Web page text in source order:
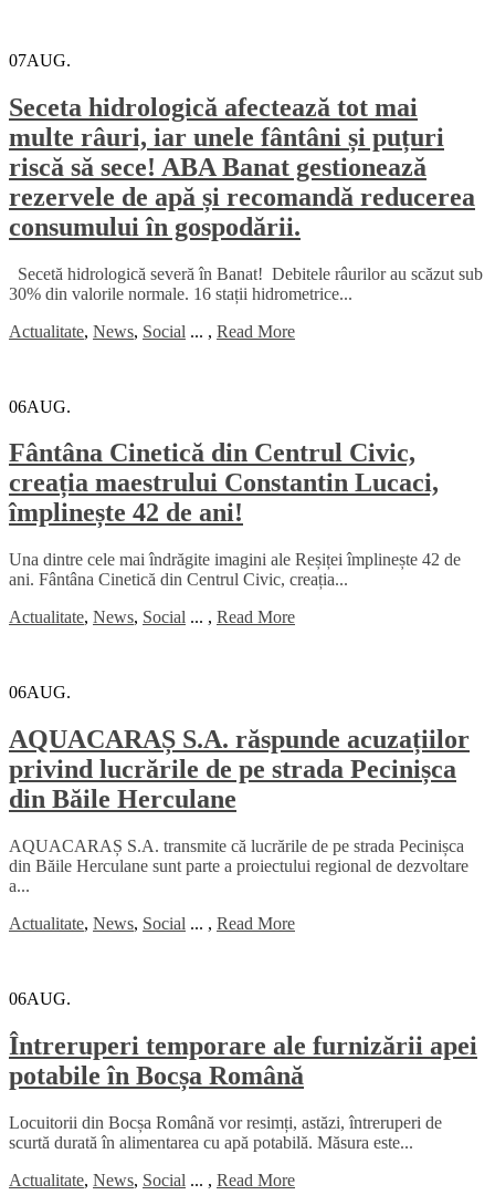
07AUG.
Seceta hidrologică afectează tot mai
multe râuri, iar unele fântâni și puțuri
riscă să sece! ABA Banat gestionează
rezervele de apă și recomandă reducerea
consumului în gospodării.
Secetă hidrologică severă în Banat! Debitele râurilor au scăzut sub
30% din valorile normale. 16 stații hidrometrice...
Actualitate, News, Social ... , Read More
06AUG.
Fântâna Cinetică din Centrul Civic,
creația maestrului Constantin Lucaci,
împlinește 42 de ani!
Una dintre cele mai îndrăgite imagini ale Reșiței împlinește 42 de
ani. Fântâna Cinetică din Centrul Civic, creația...
Actualitate, News, Social ... , Read More
06AUG.
AQUACARAȘ S.A. răspunde acuzațiilor
privind lucrările de pe strada Pecinișca
din Băile Herculane
AQUACARAȘ S.A. transmite că lucrările de pe strada Pecinișca
din Băile Herculane sunt parte a proiectului regional de dezvoltare
a...
Actualitate, News, Social ... , Read More
06AUG.
Întreruperi temporare ale furnizării apei
potabile în Bocșa Română
Locuitorii din Bocșa Română vor resimți, astăzi, întreruperi de
scurtă durată în alimentarea cu apă potabilă. Măsura este...
Actualitate, News, Social ... , Read More